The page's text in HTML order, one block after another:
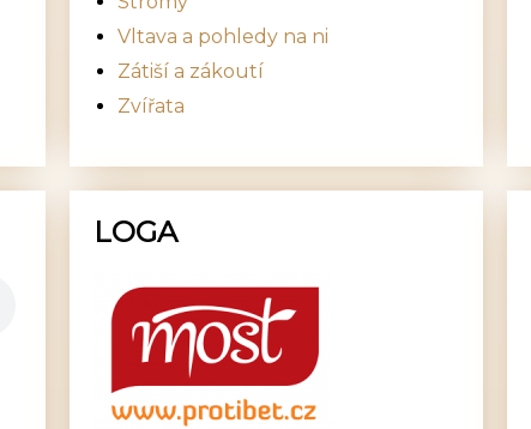
Vltava a pohledy na ni
Zátiší a zákoutí
Zvířata
LOGA